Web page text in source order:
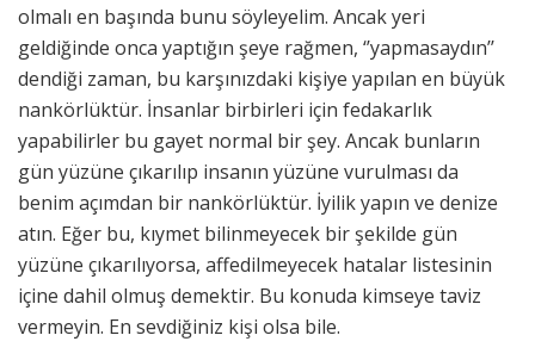
olmalı en başında bunu söyleyelim. Ancak yeri
geldiğinde onca yaptığın şeye rağmen, ‘’yapmasaydın’’
dendiği zaman, bu karşınızdaki kişiye yapılan en büyük
nankörlüktür. İnsanlar birbirleri için fedakarlık
yapabilirler bu gayet normal bir şey. Ancak bunların
gün yüzüne çıkarılıp insanın yüzüne vurulması da
benim açımdan bir nankörlüktür. İyilik yapın ve denize
atın. Eğer bu, kıymet bilinmeyecek bir şekilde gün
yüzüne çıkarılıyorsa, affedilmeyecek hatalar listesinin
içine dahil olmuş demektir. Bu konuda kimseye taviz
vermeyin. En sevdiğiniz kişi olsa bile.